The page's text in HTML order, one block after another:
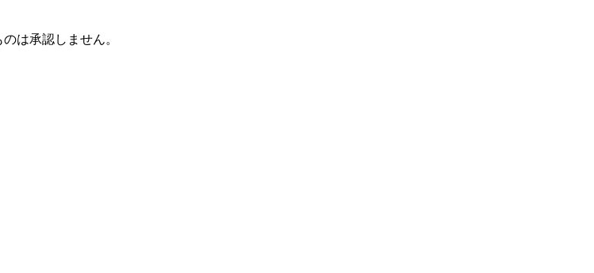
は承認しません。